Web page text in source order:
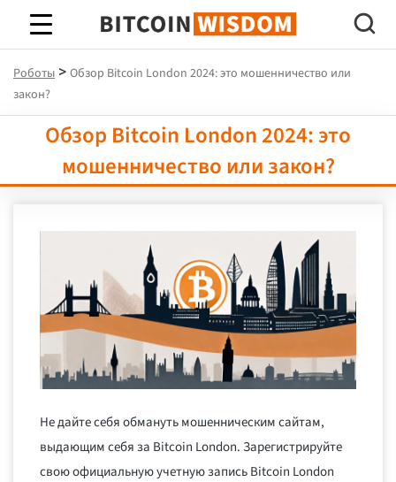
Биткойн Мудрость
Роботы > Обзор Bitcoin London 2024: это мошенничество или
закон?
Обзор Bitcoin London 2024: это
мошенничество или закон?
Не дайте себя обмануть мошенническим сайтам,
выдающим себя за Bitcoin London. Зарегистрируйте
свою официальную учетную запись Bitcoin London